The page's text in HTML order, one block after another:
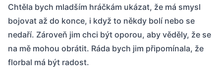
Chtěla bych mladším hráčkám ukázat, že má smysl
bojovat až do konce, i když to někdy bolí nebo se
nedaří. Zároveň jim chci být oporou, aby věděly, že se
na mě mohou obrátit. Ráda bych jim připomínala, že
florbal má být radost.